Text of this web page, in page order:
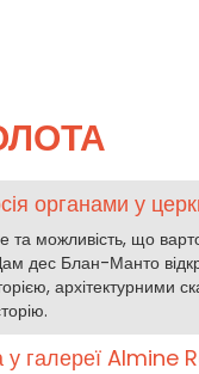
органами у
можливість, що
дес Блан-Манто
архітектурними
галереї Almine